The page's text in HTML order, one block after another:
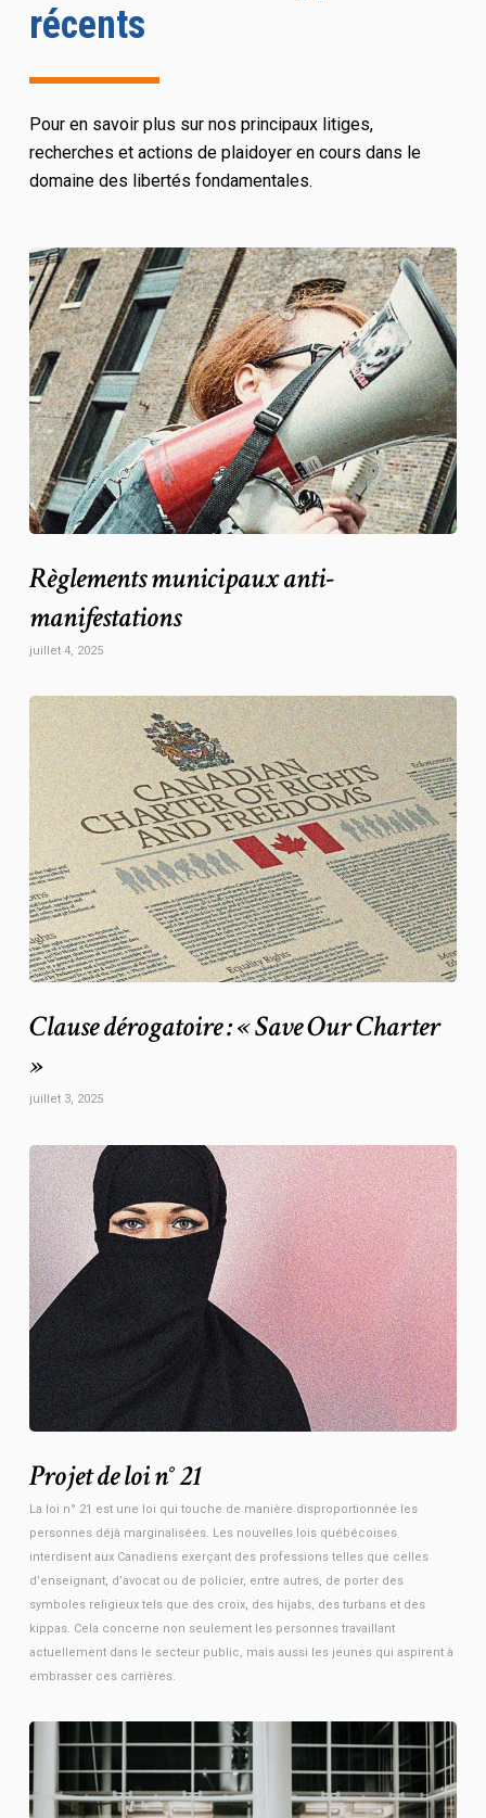
récents
Pour en savoir plus sur nos principaux litiges,
recherches et actions de plaidoyer en cours dans le
domaine des libertés fondamentales.
Règlements municipaux anti-
manifestations
juillet 4, 2025
Clause dérogatoire : « Save Our Charter
»
juillet 3, 2025
Projet de loi n° 21
La loi n° 21 est une loi qui touche de manière disproportionnée les
personnes déjà marginalisées. Les nouvelles lois québécoises
interdisent aux Canadiens exerçant des professions telles que celles
d’enseignant, d’avocat ou de policier, entre autres, de porter des
symboles religieux tels que des croix, des hijabs, des turbans et des
kippas. Cela concerne non seulement les personnes travaillant
actuellement dans le secteur public, mais aussi les jeunes qui aspirent à
embrasser ces carrières.